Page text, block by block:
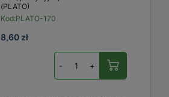
(PLATO)
Kod:PLATO-170
8,60 zł
- +